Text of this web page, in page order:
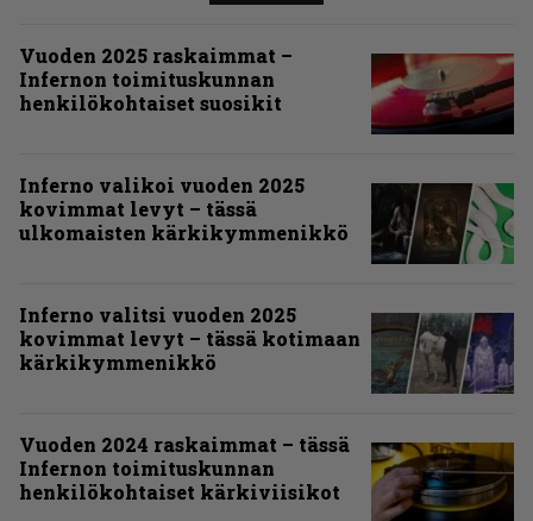
Vuoden 2025 raskaimmat –
Infernon toimituskunnan
henkilökohtaiset suosikit
Inferno valikoi vuoden 2025
kovimmat levyt – tässä
ulkomaisten kärkikymmenikkö
Inferno valitsi vuoden 2025
kovimmat levyt – tässä kotimaan
kärkikymmenikkö
Vuoden 2024 raskaimmat – tässä
Infernon toimituskunnan
henkilökohtaiset kärkiviisikot